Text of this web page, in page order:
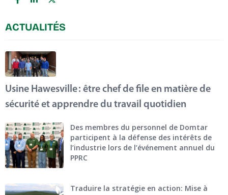
ACTUALITÉS
Usine Hawesville : être chef de file en matière de
sécurité et apprendre du travail quotidien
Des membres du personnel de Domtar
participent à la défense des intérêts de
l’industrie lors de l’événement annuel du
PPRC
Traduire la stratégie en action: Mise à